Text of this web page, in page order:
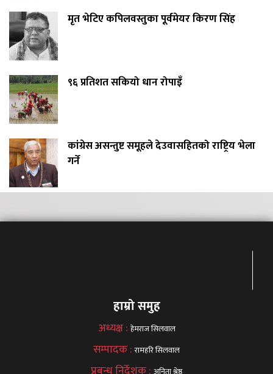
मृत भेटिए कपिलवस्तुका पूर्वमेयर किरण सिंह
९६ प्रतिशत सकियो धान रोपाइँ
कांग्रेस असन्तुष्ट समूहले देउवासहितको राष्ट्रिय भेला
गर्ने
हाम्रो समुह
अध्यक्ष : हेमराज सिलवाल
सम्पादक :रामहरि सिलवाल
अनिता श्रेष्ठ